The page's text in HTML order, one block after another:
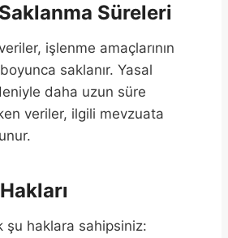
Süreleri
işlenme amaçlarının
saklanır. Yasal
daha uzun süre
veriler, ilgili mevzuata
şu haklara sahipsiniz: